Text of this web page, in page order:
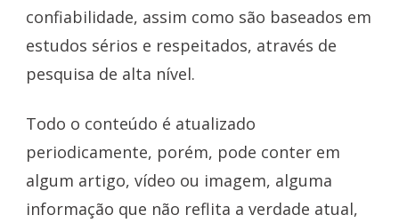
confiabilidade, assim como são baseados em
estudos sérios e respeitados, através de
pesquisa de alta nível.
Todo o conteúdo é atualizado
periodicamente, porém, pode conter em
algum artigo, vídeo ou imagem, alguma
informação que não reflita a verdade atual,